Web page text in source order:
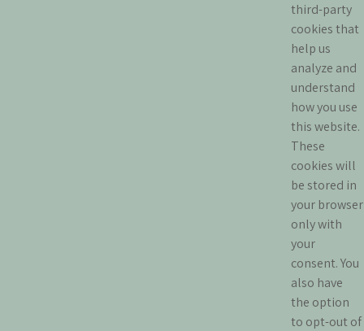
third-party
cookies that
help us
analyze and
understand
how you use
this website.
These
cookies will
be stored in
your browser
only with
your
consent. You
also have
the option
to opt-out of